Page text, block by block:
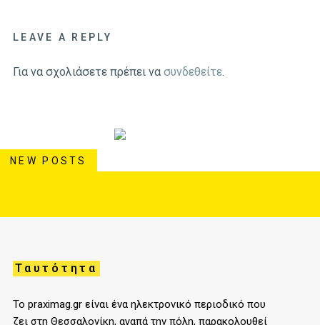
LEAVE A REPLY
Για να σχολιάσετε πρέπει να συνδεθείτε.
NEW POSTS
Ταυτότητα
Το praximag.gr είναι ένα ηλεκτρονικό περιοδικό που
ζει στη Θεσσαλονίκη, αγαπά την πόλη, παρακολουθεί